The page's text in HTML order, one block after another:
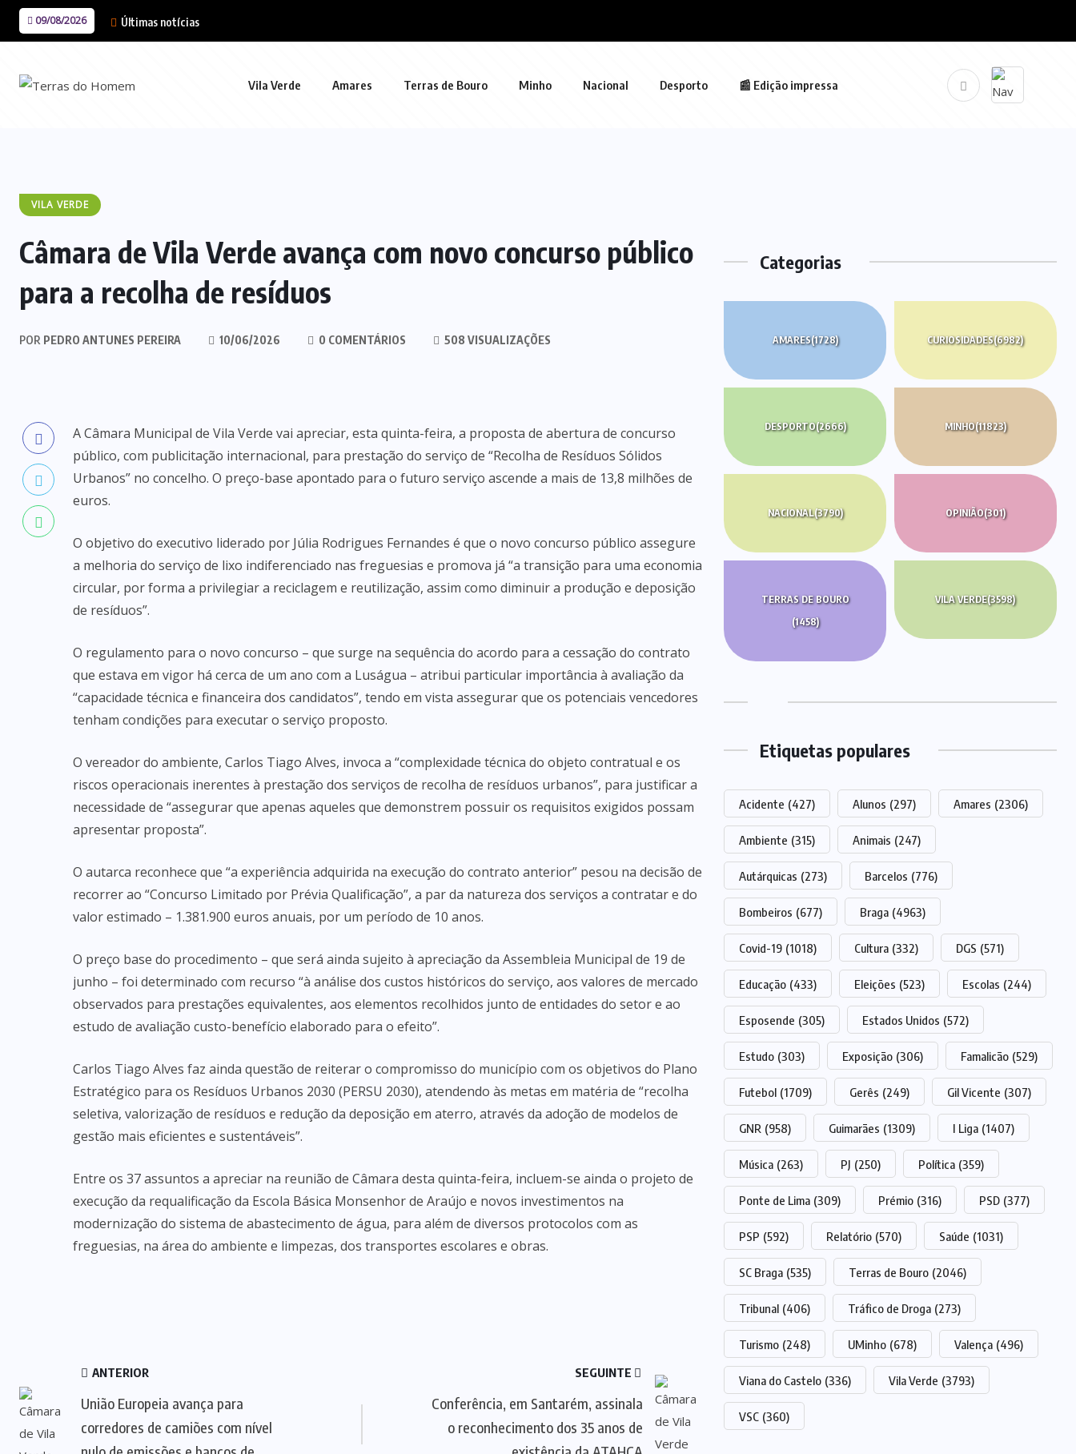
09/08/2026 Últimas notícias
Vila Verde Amares Terras de Bouro Minho Nacional Desporto 📰 Edição impressa
VILA VERDE
Câmara de Vila Verde avança com novo concurso público
para a recolha de resíduos
POR PEDRO ANTUNES PEREIRA 10/06/2026 0 COMENTÁRIOS 508 VISUALIZAÇÕES
A Câmara Municipal de Vila Verde vai apreciar, esta quinta-feira, a proposta de abertura de concurso
público, com publicitação internacional, para prestação do serviço de “Recolha de Resíduos Sólidos
Urbanos” no concelho. O preço-base apontado para o futuro serviço ascende a mais de 13,8 milhões de
euros.
O objetivo do executivo liderado por Júlia Rodrigues Fernandes é que o novo concurso público assegure
a melhoria do serviço de lixo indiferenciado nas freguesias e promova já “a transição para uma economia
circular, por forma a privilegiar a reciclagem e reutilização, assim como diminuir a produção e deposição
de resíduos”.
O regulamento para o novo concurso – que surge na sequência do acordo para a cessação do contrato
que estava em vigor há cerca de um ano com a Luságua – atribui particular importância à avaliação da
“capacidade técnica e financeira dos candidatos”, tendo em vista assegurar que os potenciais vencedores
tenham condições para executar o serviço proposto.
O vereador do ambiente, Carlos Tiago Alves, invoca a “complexidade técnica do objeto contratual e os
riscos operacionais inerentes à prestação dos serviços de recolha de resíduos urbanos”, para justificar a
necessidade de “assegurar que apenas aqueles que demonstrem possuir os requisitos exigidos possam
apresentar proposta”.
O autarca reconhece que “a experiência adquirida na execução do contrato anterior” pesou na decisão de
recorrer ao “Concurso Limitado por Prévia Qualificação”, a par da natureza dos serviços a contratar e do
valor estimado – 1.381.900 euros anuais, por um período de 10 anos.
O preço base do procedimento – que será ainda sujeito à apreciação da Assembleia Municipal de 19 de
junho – foi determinado com recurso “à análise dos custos históricos do serviço, aos valores de mercado
observados para prestações equivalentes, aos elementos recolhidos junto de entidades do setor e ao
estudo de avaliação custo-benefício elaborado para o efeito”.
Carlos Tiago Alves faz ainda questão de reiterar o compromisso do município com os objetivos do Plano
Estratégico para os Resíduos Urbanos 2030 (PERSU 2030), atendendo às metas em matéria de “recolha
seletiva, valorização de resíduos e redução da deposição em aterro, através da adoção de modelos de
gestão mais eficientes e sustentáveis”.
Entre os 37 assuntos a apreciar na reunião de Câmara desta quinta-feira, incluem-se ainda o projeto de
execução da requalificação da Escola Básica Monsenhor de Araújo e novos investimentos na
modernização do sistema de abastecimento de água, para além de diversos protocolos com as
freguesias, na área do ambiente e limpezas, dos transportes escolares e obras.
ANTERIOR
União Europeia avança para
corredores de camiões com nível
SEGUINTE
Conferência, em Santarém, assinala
o reconhecimento dos 35 anos de
Categorias
AMARES(1728) CURIOSIDADES(6982)
DESPORTO(2666) MINHO(11823)
NACIONAL(3790) OPINIÃO(301)
TERRAS DE BOURO
(1458)
VILA VERDE(3598)
Etiquetas populares
Acidente (427) Alunos (297) Amares (2306)
Ambiente (315) Animais (247)
Autárquicas (273) Barcelos (776)
Bombeiros (677) Braga (4963)
Covid-19 (1018) Cultura (332) DGS (571)
Educação (433) Eleições (523) Escolas (244)
Esposende (305) Estados Unidos (572)
Estudo (303) Exposição (306) Famalicão (529)
Futebol (1709) Gerês (249) Gil Vicente (307)
GNR (958) Guimarães (1309) I Liga (1407)
Música (263) PJ (250) Política (359)
Ponte de Lima (309) Prémio (316) PSD (377)
PSP (592) Relatório (570) Saúde (1031)
SC Braga (535) Terras de Bouro (2046)
Tribunal (406) Tráfico de Droga (273)
Turismo (248) UMinho (678) Valença (496)
Viana do Castelo (336) Vila Verde (3793)
VSC (360)